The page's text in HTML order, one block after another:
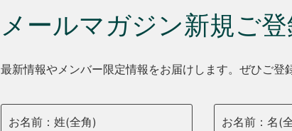
メールマガジン新規ご登
最新情報やメンバー限定情報をお届けします。ぜひご登
お名前：姓(全角) お名前：名(